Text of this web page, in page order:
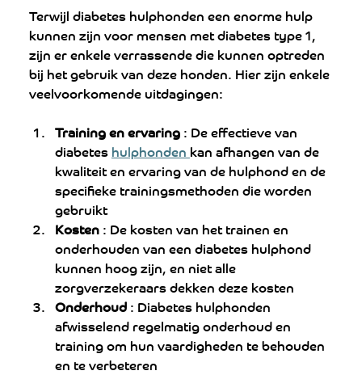
Terwijl diabetes hulphonden een enorme hulp
kunnen zijn voor mensen met diabetes type 1,
zijn er enkele verrassende die kunnen optreden
bij het gebruik van deze honden. Hier zijn enkele
veelvoorkomende uitdagingen:
Training en ervaring : De effectieve van
diabetes hulphonden kan afhangen van de
kwaliteit en ervaring van de hulphond en de
specifieke trainingsmethoden die worden
gebruikt
Kosten : De kosten van het trainen en
onderhouden van een diabetes hulphond
kunnen hoog zijn, en niet alle
zorgverzekeraars dekken deze kosten
Onderhoud : Diabetes hulphonden
afwisselend regelmatig onderhoud en
training om hun vaardigheden te behouden
en te verbeteren